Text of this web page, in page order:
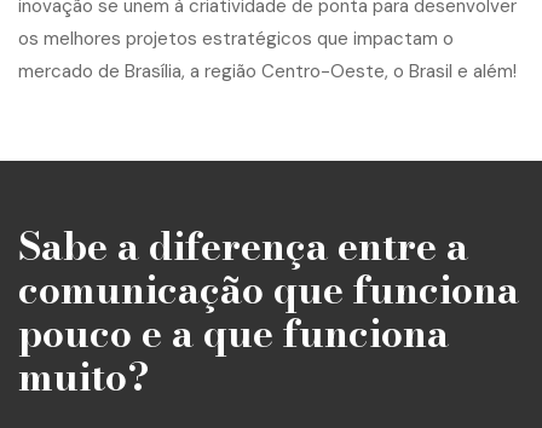
Sabe a diferença entre a
comunicação que funciona
pouco e a que funciona
muito?